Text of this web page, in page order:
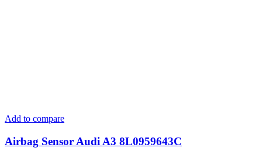
Add to compare
Airbag Sensor Audi A3 8L0959643C